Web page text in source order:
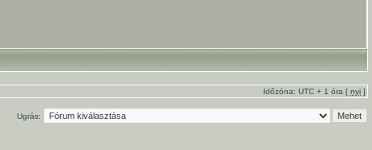
Időzóna: UTC + 1 óra [ nyi ]
Ugrás: